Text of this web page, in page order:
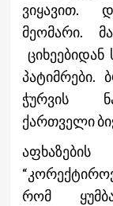
ვიყავით.
მეომარი.
ჭურვის
ქართველი
რომ